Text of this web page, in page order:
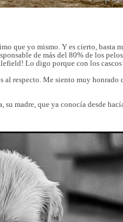
que yo mismo. Y es cierto, basta
de más del 80% de los
Lo digo porque con los
al respecto. Me siento muy
madre, que ya conocía desde